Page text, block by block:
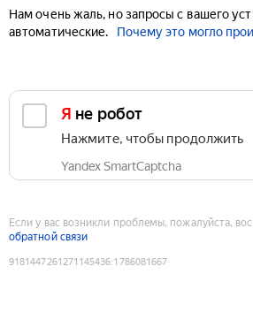
Нам очень жаль, но запросы с вашего
автоматические.
Почему это могло
Я не робот
Нажмите, чтобы продолжить
Yandex SmartCaptcha
Если у вас возникли проблемы, пожалуйста,
обратной связи
9181447261271145436:1786081667